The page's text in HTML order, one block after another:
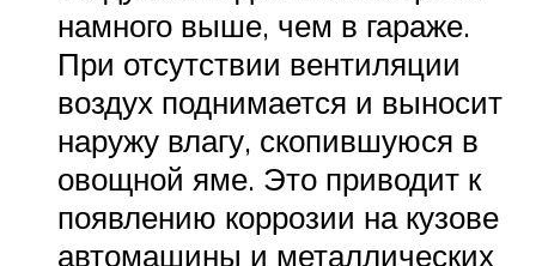
намного выше, чем в гараже.
При отсутствии вентиляции
воздух поднимается и выносит
наружу влагу, скопившуюся в
овощной яме. Это приводит к
появлению коррозии на кузове
автомашины и металлических